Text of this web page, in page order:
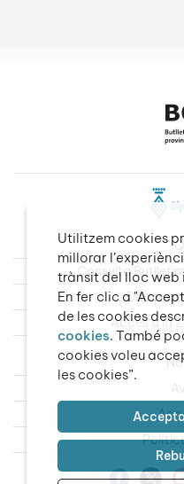
Consulta
Dades
Accés a la
Utilitzem cookies
millorar
trànsit del lloc
En fer clic a
de les cookies
cookies. També
cookies voleu
les cookies”.